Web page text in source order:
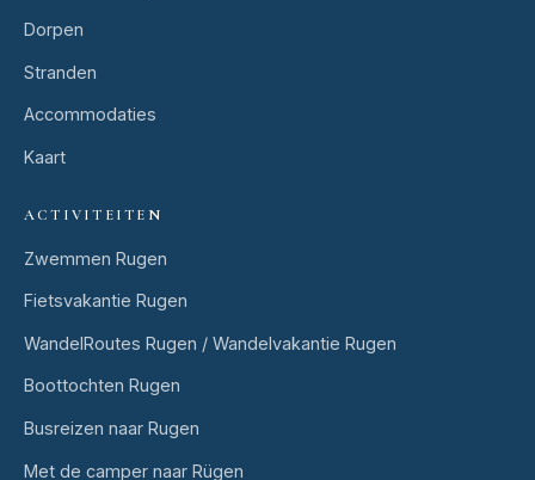
Dorpen
Stranden
Accommodaties
Kaart
ACTIVITEITEN
Zwemmen Rugen
Fietsvakantie Rugen
WandelRoutes Rugen / Wandelvakantie Rugen
Boottochten Rugen
Busreizen naar Rugen
Met de camper naar Rügen